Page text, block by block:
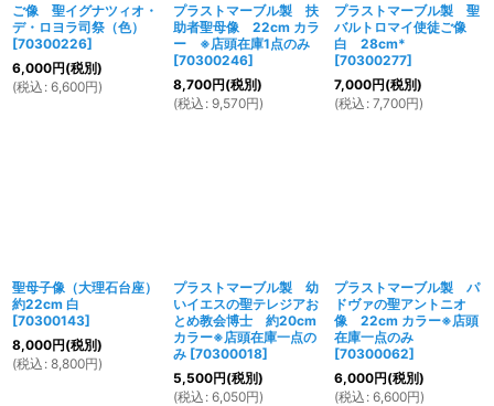
ご像 聖イグナツィオ・
デ・ロヨラ司祭（色）
[70300226]
6,000円(税別)
(税込 : 6,600円)
プラストマーブル製 扶
助者聖母像 22cm カラ
ー ※店頭在庫1点のみ
[70300246]
8,700円(税別)
(税込 : 9,570円)
プラストマーブル製 聖
バルトロマイ使徒ご像
白 28cm*
[70300277]
7,000円(税別)
(税込 : 7,700円)
聖母子像（大理石台座）
約22cm 白
[70300143]
8,000円(税別)
(税込 : 8,800円)
プラストマーブル製 幼
いイエスの聖テレジアお
とめ教会博士 約20cm
カラー※店頭在庫一点の
み [70300018]
5,500円(税別)
(税込 : 6,050円)
プラストマーブル製 パ
ドヴァの聖アントニオ
像 22cm カラー※店頭
在庫一点のみ
[70300062]
6,000円(税別)
(税込 : 6,600円)